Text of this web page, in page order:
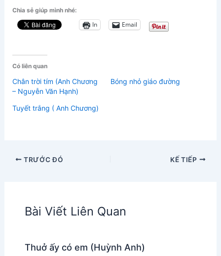
Chia sẻ giúp mình nhé:
In Email
Có liên quan
Chân trời tím (Anh Chương
– Nguyễn Văn Hạnh)
Bóng nhỏ giáo đường
Tuyết trắng ( Anh Chương)
TRƯỚC ĐÓ KẾ TIẾP
Bài Viết Liên Quan
Thuở ấy có em (Huỳnh Anh)